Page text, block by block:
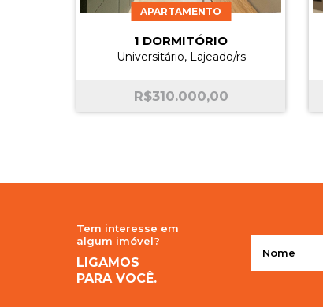
APARTAMENTO
1 DORMITÓRIO
Universitário, Lajeado/rs
R$310.000,00
Tem interesse em
algum imóvel?
LIGAMOS
PARA VOCÊ.